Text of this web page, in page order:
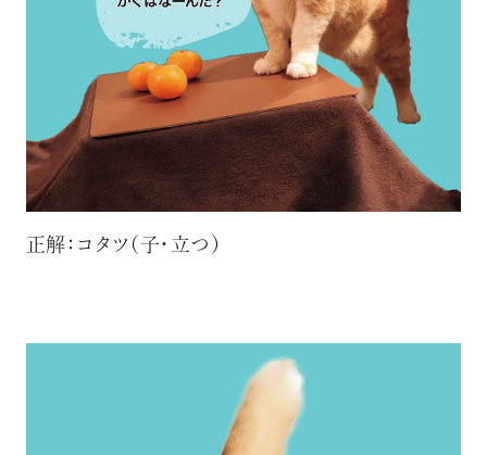
正解：コタツ（子・立つ）